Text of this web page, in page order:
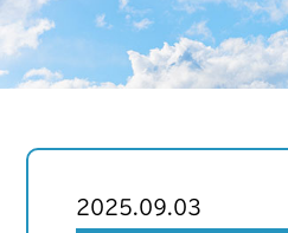
2025.09.03